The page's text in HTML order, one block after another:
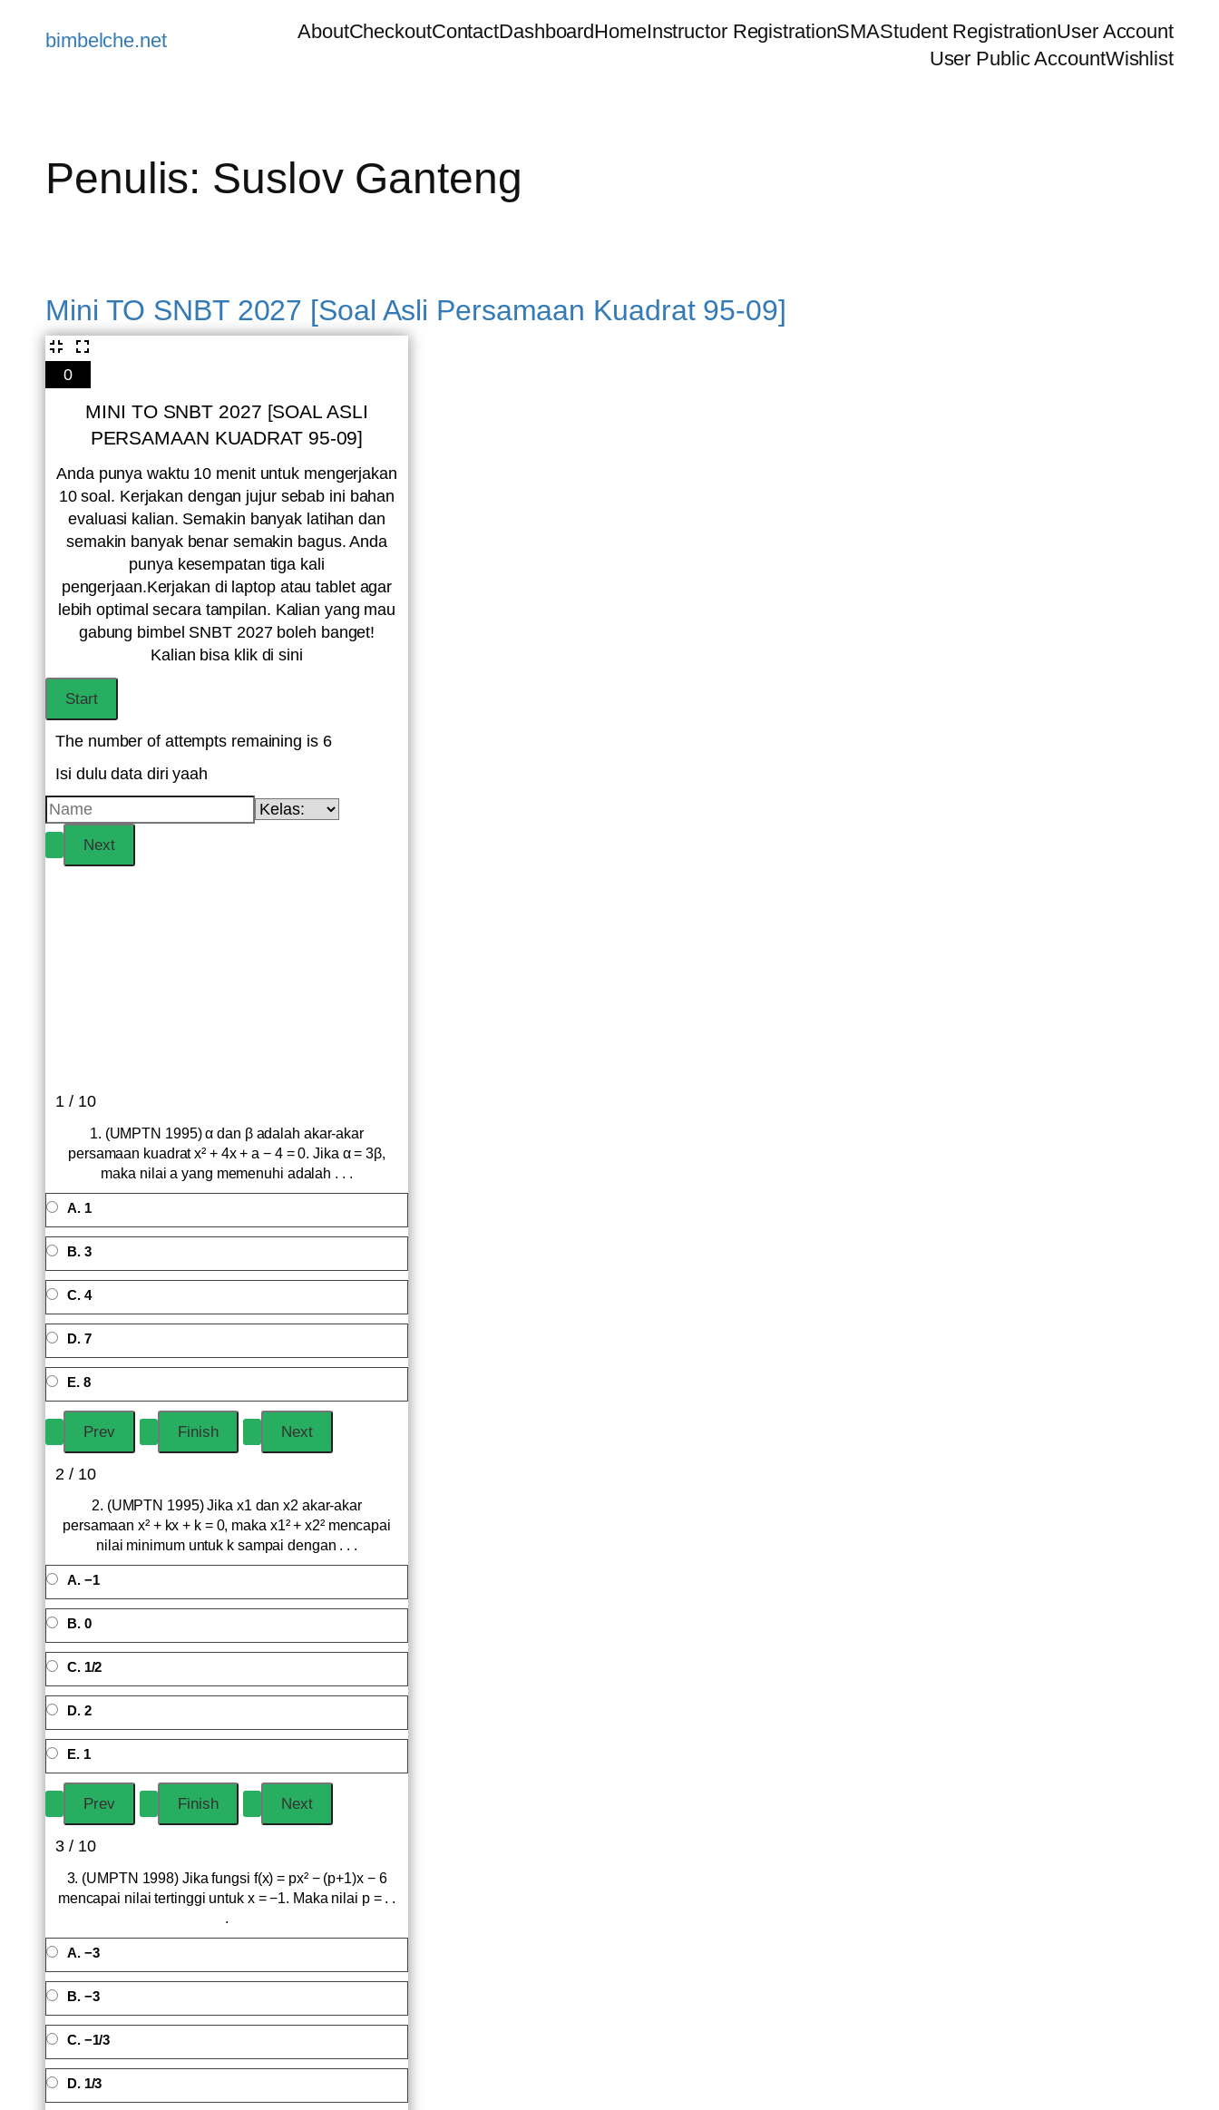
bimbelche.net AboutCheckoutContactDashboardHomeInstructor RegistrationSMAStudent RegistrationUser Account
User Public AccountWishlist
Penulis: Suslov Ganteng
Mini TO SNBT 2027 [Soal Asli Persamaan Kuadrat 95-09]
0
MINI TO SNBT 2027 [SOAL ASLI
PERSAMAAN KUADRAT 95-09]
Anda punya waktu 10 menit untuk mengerjakan
10 soal. Kerjakan dengan jujur sebab ini bahan
evaluasi kalian. Semakin banyak latihan dan
semakin banyak benar semakin bagus. Anda
punya kesempatan tiga kali
pengerjaan.Kerjakan di laptop atau tablet agar
lebih optimal secara tampilan. Kalian yang mau
gabung bimbel SNBT 2027 boleh banget!
Kalian bisa klik di sini
The number of attempts remaining is 6
Isi dulu data diri yaah
1 / 10
1. (UMPTN 1995) α dan β adalah akar-akar
persamaan kuadrat x² + 4x + a − 4 = 0. Jika α = 3β,
maka nilai a yang memenuhi adalah . . .
A. 1
B. 3
C. 4
D. 7
E. 8
2 / 10
2. (UMPTN 1995) Jika x1 dan x2 akar-akar
persamaan x² + kx + k = 0, maka x1² + x2² mencapai
nilai minimum untuk k sampai dengan . . .
A. −1
B. 0
C. 1/2
D. 2
E. 1
3 / 10
3. (UMPTN 1998) Jika fungsi f(x) = px² − (p+1)x − 6
mencapai nilai tertinggi untuk x = −1. Maka nilai p = . .
.
A. −3
B. −3
C. −1/3
D. 1/3